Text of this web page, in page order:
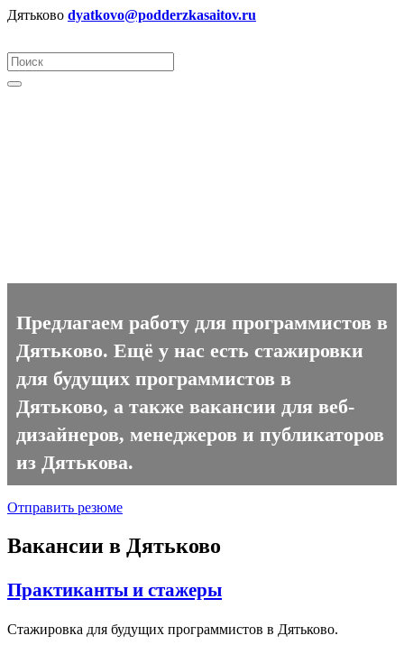
Дятьково dyatkovo@podderzkasaitov.ru
Предлагаем работу для программистов в
Дятьково. Ещё у нас есть стажировки
для будущих программистов в
Дятьково, а также вакансии для веб-
дизайнеров, менеджеров и публикаторов
из Дятькова.
Отправить резюме
Вакансии в Дятьково
Практиканты и стажеры
Стажировка для будущих программистов в Дятьково.